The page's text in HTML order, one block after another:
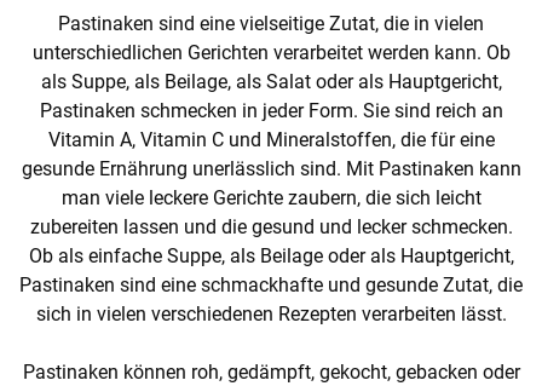
Pastinaken sind eine vielseitige Zutat, die in vielen
unterschiedlichen Gerichten verarbeitet werden kann. Ob
als Suppe, als Beilage, als Salat oder als Hauptgericht,
Pastinaken schmecken in jeder Form. Sie sind reich an
Vitamin A, Vitamin C und Mineralstoffen, die für eine
gesunde Ernährung unerlässlich sind. Mit Pastinaken kann
man viele leckere Gerichte zaubern, die sich leicht
zubereiten lassen und die gesund und lecker schmecken.
Ob als einfache Suppe, als Beilage oder als Hauptgericht,
Pastinaken sind eine schmackhafte und gesunde Zutat, die
sich in vielen verschiedenen Rezepten verarbeiten lässt.
Pastinaken können roh, gedämpft, gekocht, gebacken oder